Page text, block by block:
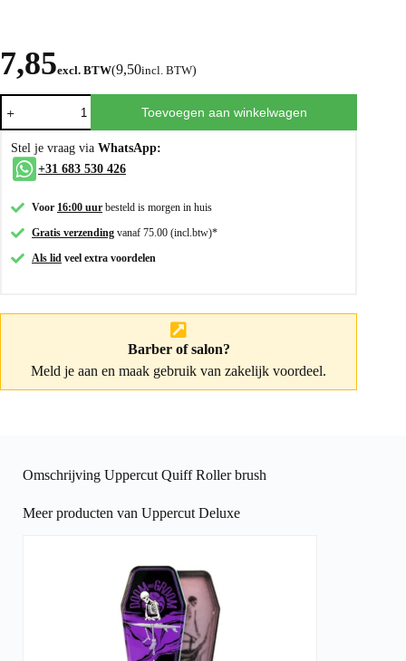
7,85excl. BTW(9,50incl. BTW)
Toevoegen aan winkelwagen
Stel je vraag via WhatsApp:
+31 683 530 426
Voor 16:00 uur besteld is morgen in huis
Gratis verzending vanaf 75.00 (incl.btw)*
Als lid veel extra voordelen
Barber of salon?
Meld je aan en maak gebruik van zakelijk voordeel.
Omschrijving Uppercut Quiff Roller brush
Meer producten van Uppercut Deluxe